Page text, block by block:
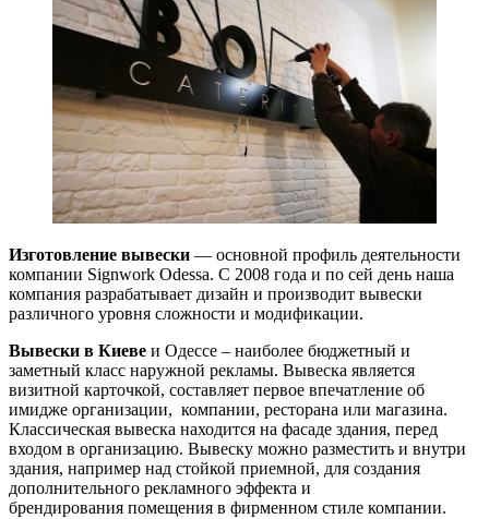
Изготовление вывески — основной профиль деятельности
компании Signwork Odessa. C 2008 года и по сей день наша
компания разрабатывает дизайн и производит вывески
различного уровня сложности и модификации.
Вывески в Киеве и Одессе – наиболее бюджетный и
заметный класс наружной рекламы. Вывеска является
визитной карточкой, составляет первое впечатление об
имидже организации, компании, ресторана или магазина.
Классическая вывеска находится на фасаде здания, перед
входом в организацию. Вывеску можно разместить и внутри
здания, например над стойкой приемной, для создания
дополнительного рекламного эффекта и
брендирования помещения в фирменном стиле компании.